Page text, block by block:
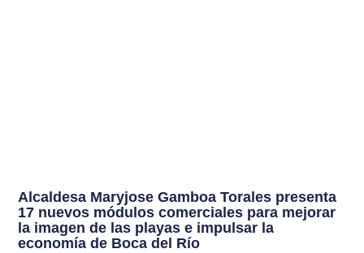
Alcaldesa Maryjose Gamboa Torales presenta
17 nuevos módulos comerciales para mejorar
la imagen de las playas e impulsar la
economía de Boca del Río